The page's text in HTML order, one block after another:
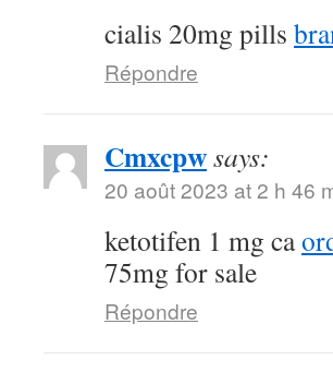
cialis 20mg pills
Répondre
Cmxcpwsays:
20 août 2023 at 2 h 46
ketotifen 1 mg ca
75mg for sale
Répondre